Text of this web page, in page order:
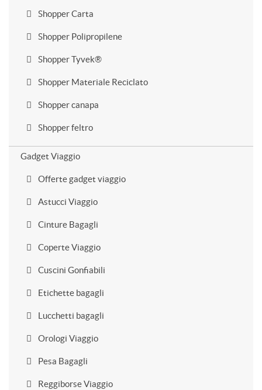
Shopper Carta
Shopper Polipropilene
Shopper Tyvek®
Shopper Materiale Reciclato
Shopper canapa
Shopper feltro
Gadget Viaggio
Offerte gadget viaggio
Astucci Viaggio
Cinture Bagagli
Coperte Viaggio
Cuscini Gonfiabili
Etichette bagagli
Lucchetti bagagli
Orologi Viaggio
Pesa Bagagli
Reggiborse Viaggio